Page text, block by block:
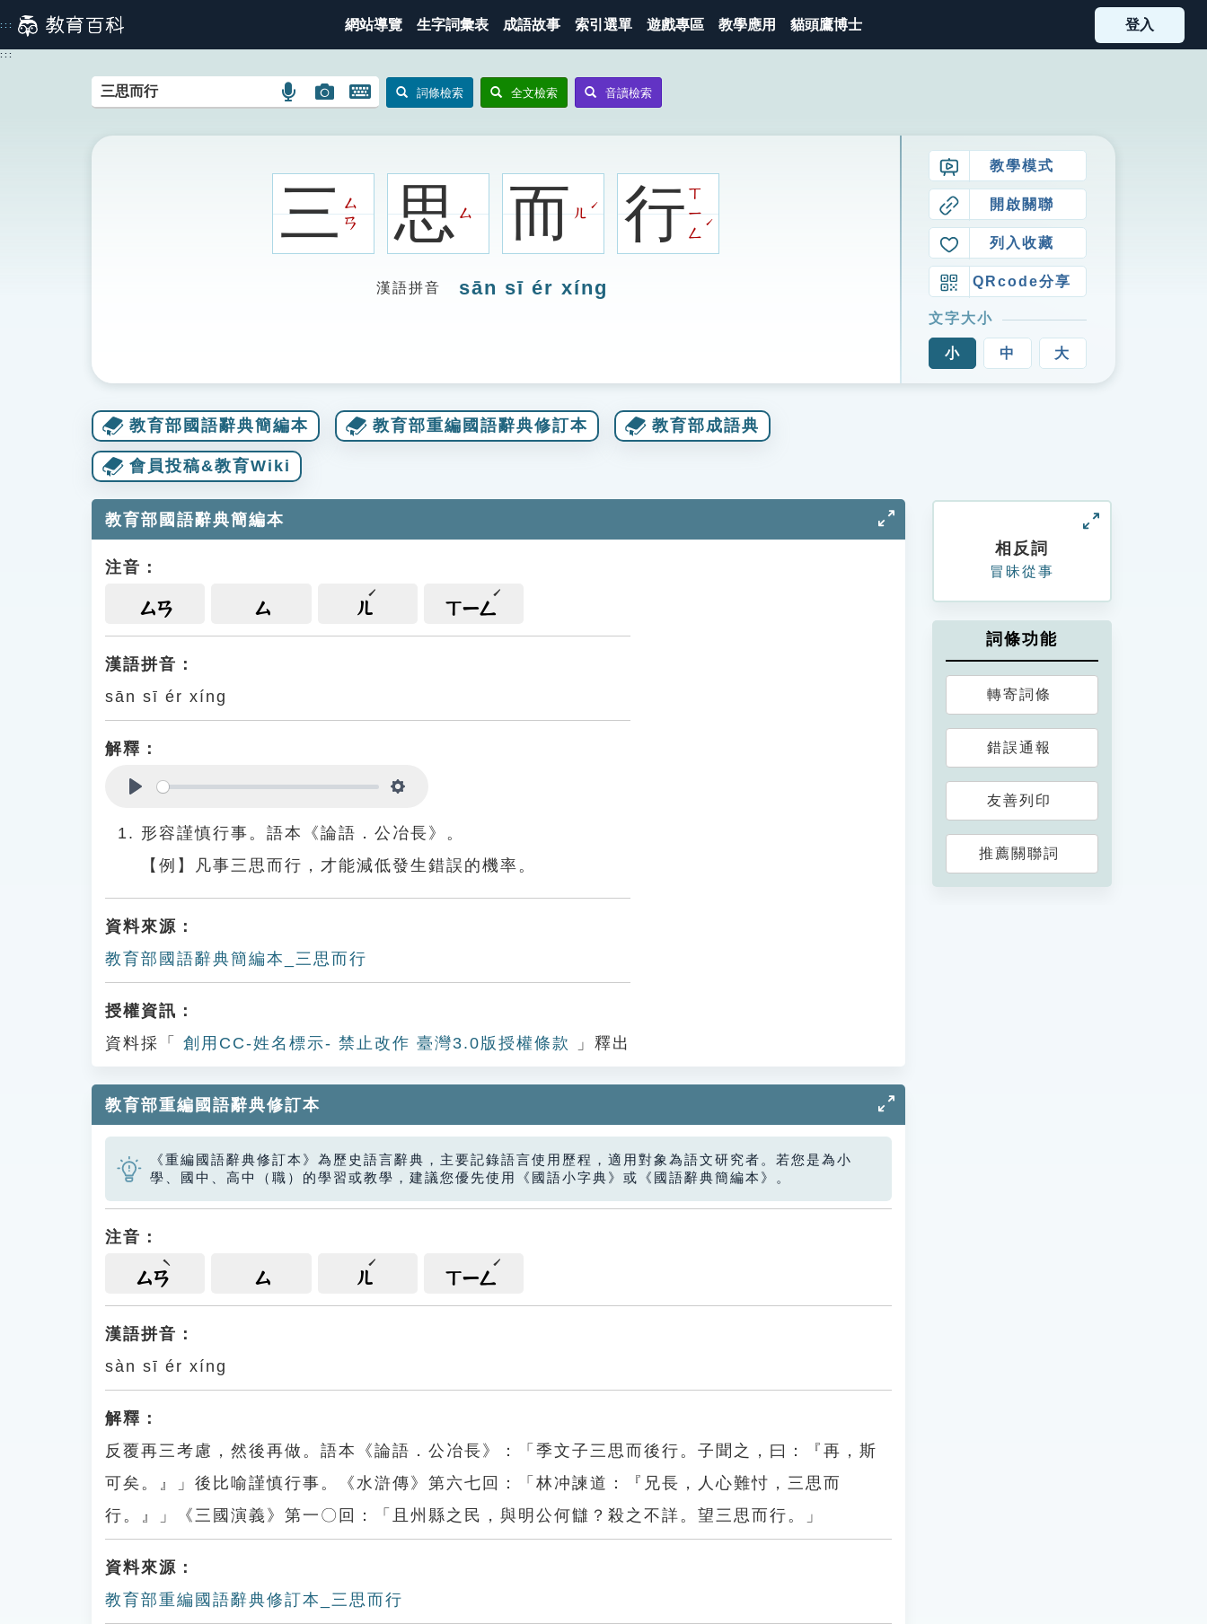
到
主
::: 網站導覽 生字詞彙表 成語故事 索引選單 遊戲專區 教學應用 貓頭鷹博士 登入
:::
語
搜
圖
圖
搜
圖
開
鍵
圖
詞條檢索 全文檢索 音讀檢索
三ㄙ
ㄢ
思ㄙ 而ㄦ
ˊ 行ㄒ
ㄧ
ㄥ
ˊ
漢語拼音 sān sī ér xíng
教學模式
開啟關聯
列入收藏
QRcode分享
文字大小
小 中 大
教育部國語辭典簡編本 教育部重編國語辭典修訂本 教育部成語典
會員投稿&教育Wiki
教育部國語辭典簡編本
注音：
ㄙㄢ ㄙ ㄦ ㄒㄧㄥ
漢語拼音：
sān sī ér xíng
解釋：
形容謹慎行事。語本《論語．公冶長》。
【例】凡事三思而行，才能減低發生錯誤的機率。
資料來源：
教育部國語辭典簡編本_三思而行
授權資訊：
資料採「
創用CC-姓名標示- 禁止改作 臺灣3.0版授權條款 」釋出
教育部重編國語辭典修訂本
《重編國語辭典修訂本》為歷史語言辭典，主要記錄語言使用歷程，適用對象為語文研究者。若您是為小
學、國中、高中（職）的學習或教學，建議您優先使用《國語小字典》或《國語辭典簡編本》。
注音：
ㄙㄢ ㄙ ㄦ ㄒㄧㄥ
漢語拼音：
sàn sī ér xíng
解釋：
反覆再三考慮，然後再做。語本《論語．公冶長》：「季文子三思而後行。子聞之，曰：『再，斯
可矣。』」後比喻謹慎行事。《水滸傳》第六七回：「林冲諫道：『兄長，人心難忖，三思而
行。』」《三國演義》第一〇回：「且州縣之民，與明公何讎？殺之不詳。望三思而行。」
資料來源：
教育部重編國語辭典修訂本_三思而行
相反詞
冒昧從事
詞條功能
轉寄詞條
錯誤通報
友善列印
推薦關聯詞